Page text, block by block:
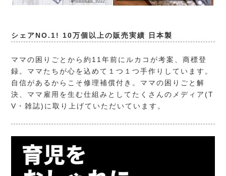
シェアNO.1! 10万個以上の販売実績 日本製
ママの困りごとから約11年前にルカコが考案、商標登
録。ママたちが心を込めて１つ１つ手作りしています。
自信があるからこそ修理補償付き。ママの困りごと解
決、ママ雇用を生む仕組みとしてたくさんのメディア(T
V・雑誌)に取り上げていただいています。